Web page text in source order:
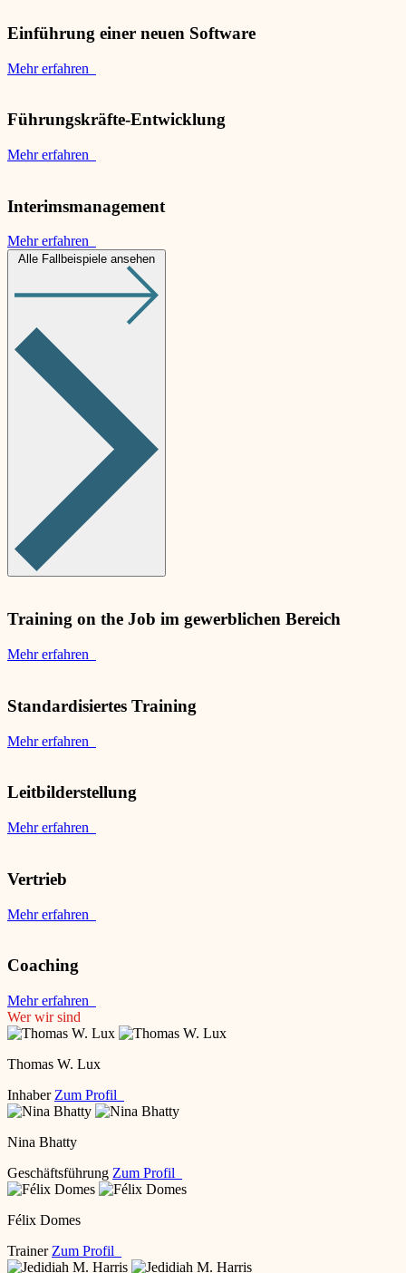
Einführung einer neuen Software
Mehr erfahren
Führungskräfte-Entwicklung
Mehr erfahren
Interimsmanagement
Mehr erfahren
Alle Fallbeispiele ansehen
Training on the Job im gewerblichen Bereich
Mehr erfahren
Standardisiertes Training
Mehr erfahren
Leitbilderstellung
Mehr erfahren
Vertrieb
Mehr erfahren
Coaching
Mehr erfahren
Wer wir sind
Thomas W. Lux
Inhaber Zum Profil
Nina Bhatty
Geschäftsführung Zum Profil
Félix Domes
Trainer Zum Profil